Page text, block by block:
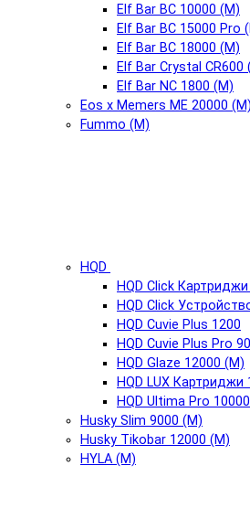
Elf Bar BC 10000 (М)
Elf Bar BC 15000 Pro
Elf Bar BC 18000 (М)
Elf Bar Crystal CR600
Elf Bar NC 1800 (М)
Eos x Memers ME 20000 (М)
Fummo (М)
HQD
HQD Click
HQD Click
HQD Cuvie Plus 1200
HQD Cuvie Plus Pro
HQD Glaze 12000 (М)
HQD LUX Картриджи
HQD Ultima Pro
Husky Slim 9000 (М)
Husky Tikobar 12000 (М)
HYLA (М)